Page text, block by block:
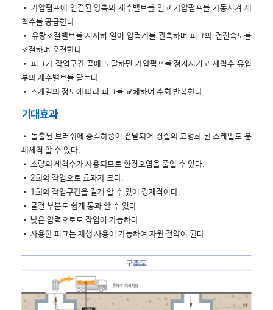
• 가압펌프에 연결된 양측의 제수밸브를 열고 가압펌프를 가동시켜 세
척수를 공급한다.
• 유량조절밸브를 서서히 열어 압력계를 관측하며 피그의 전진속도를
조절하며 운전한다.
• 피그가 작업구간 끝에 도달하면 가압펌프를 정지시키고 세척수 유입
부의 제수밸브를 닫는다.
• 스케일의 정도에 따라 피그를 교체하여 수회 반복한다.
기대효과
• 돌출된 브러쉬에 충격하중이 전달되어 경질의 고형화 된 스케일도 분
쇄세척 할 수 있다.
• 소량의 세척수가 사용되므로 환경오염을 줄일 수 있다.
• 2회의 작업으로 효과가 크다.
• 1회의 작업구간을 길게 할 수 있어 경제적이다.
• 굴절 부분도 쉽게 통과 할 수 있다.
• 낮은 압력으로도 작업이 가능하다.
• 사용한 피그는 재생 사용이 가능하여 자원 절약이 된다.